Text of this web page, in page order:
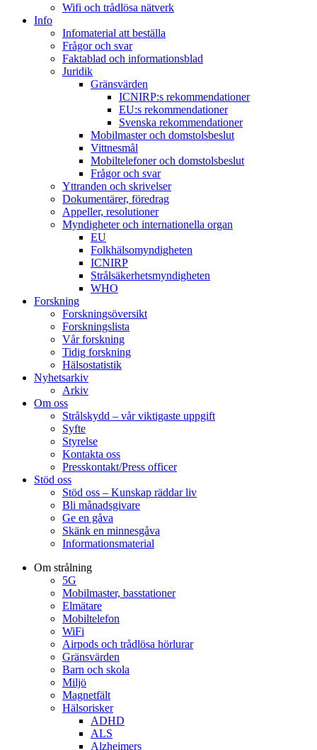
Wifi och trådlösa nätverk
Info
Infomaterial att beställa
Frågor och svar
Faktablad och informationsblad
Juridik
Gränsvärden
ICNIRP:s rekommendationer
EU:s rekommendationer
Svenska rekommendationer
Mobilmaster och domstolsbeslut
Vittnesmål
Mobiltelefoner och domstolsbeslut
Frågor och svar
Yttranden och skrivelser
Dokumentärer, föredrag
Appeller, resolutioner
Myndigheter och internationella organ
EU
Folkhälsomyndigheten
ICNIRP
Strålsäkerhetsmyndigheten
WHO
Forskning
Forskningsöversikt
Forskningslista
Vår forskning
Tidig forskning
Hälsostatistik
Nyhetsarkiv
Arkiv
Om oss
Strålskydd – vår viktigaste uppgift
Syfte
Styrelse
Kontakta oss
Presskontakt/Press officer
Stöd oss
Stöd oss – Kunskap räddar liv
Bli månadsgivare
Ge en gåva
Skänk en minnesgåva
Informationsmaterial
Om strålning
5G
Mobilmaster, basstationer
Elmätare
Mobiltelefon
WiFi
Airpods och trådlösa hörlurar
Gränsvärden
Barn och skola
Miljö
Magnetfält
Hälsorisker
ADHD
ALS
Alzheimers